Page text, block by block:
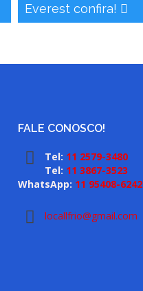
Everest confira!
FALE CONOSCO!
Tel: 11 2579-3480
Tel: 11 3867-3523
WhatsApp: 11 95408-6242
locallfrio@gmail.com